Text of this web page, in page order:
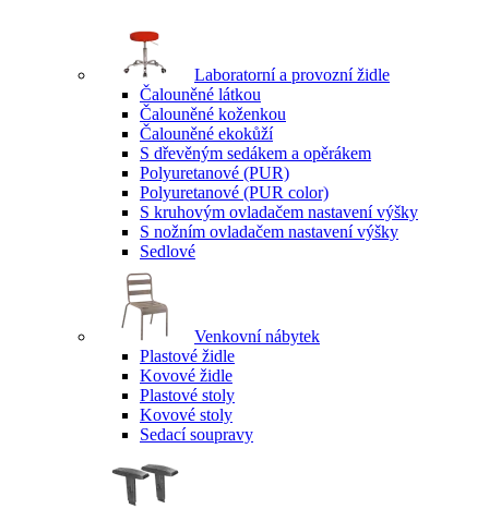
Laboratorní a provozní židle
Čalouněné látkou
Čalouněné koženkou
Čalouněné ekokůží
S dřevěným sedákem a opěrákem
Polyuretanové (PUR)
Polyuretanové (PUR color)
S kruhovým ovladačem nastavení výšky
S nožním ovladačem nastavení výšky
Sedlové
Venkovní nábytek
Plastové židle
Kovové židle
Plastové stoly
Kovové stoly
Sedací soupravy